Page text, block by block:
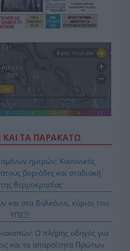
ΚΑΙ ΤΑ ΠΑΡΑΚΑΤΩ
ημερών: Κανονικός
βοριάδες και σταδιακή
θερμοκρασίας
και στα Βαλκάνια, κύριοι του
ΥΠΕΞ!
Ο πλήρης οδηγός για
και τα απαραίτητα Πρώτων